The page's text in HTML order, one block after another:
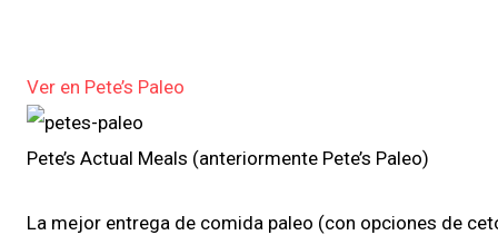
Ver en Pete’s Paleo
Pete’s Actual Meals (anteriormente Pete’s Paleo)
La mejor entrega de comida paleo (con opciones de